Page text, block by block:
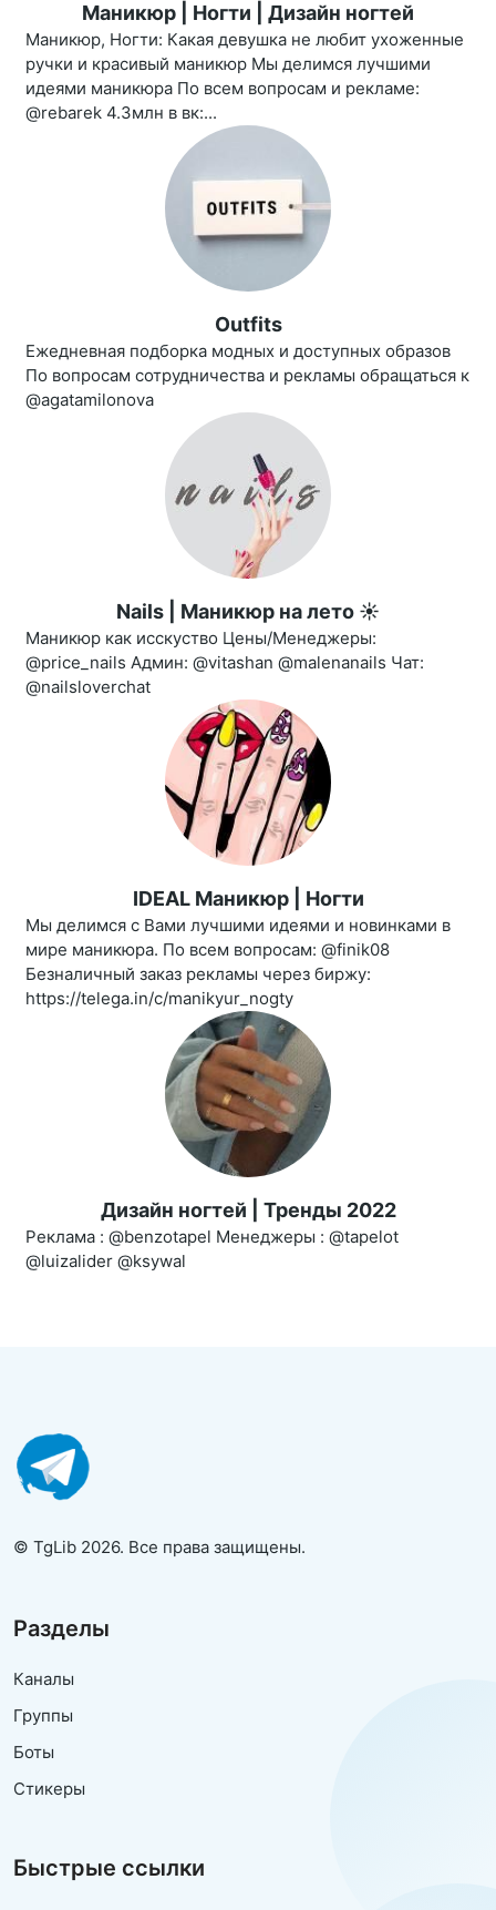
Маникюр | Ногти | Дизайн ногтей
Маникюр, Ногти: Какая девушка не любит ухоженные
ручки и красивый маникюр Мы делимся лучшими
идеями маникюра По всем вопросам и рекламе:
@rebarek 4.3млн в вк:...
Outfits
Ежедневная подборка модных и доступных образов
По вопросам сотрудничества и рекламы обращаться к
@agatamilonova
Nails | Маникюр на лето ☀️
Маникюр как исскуство Цены/Менеджеры:
@price_nails Админ: @vitashan @malenanails Чат:
@nailsloverchat
IDEAL Маникюр | Ногти
Мы делимся с Вами лучшими идеями и новинками в
мире маникюра. По всем вопросам: @finik08
Безналичный заказ рекламы через биржу:
https://telega.in/c/manikyur_nogty
Дизайн ногтей | Тренды 2022
Реклама : @benzotapel Менеджеры : @tapelot
@luizalider @ksywal
© TgLib 2026. Все права защищены.
Разделы
Каналы
Группы
Боты
Стикеры
Быстрые ссылки